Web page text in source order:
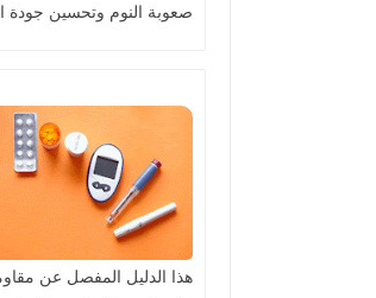
صعوبة النوم وتحسين جودة
هذا الدليل المفصل عن